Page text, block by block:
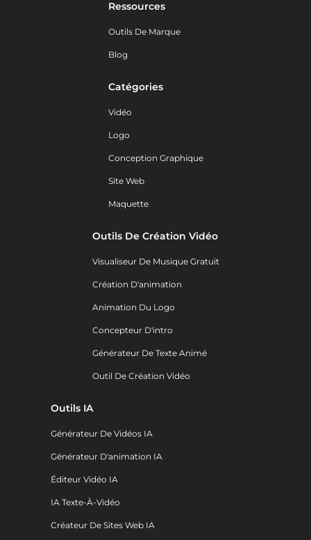
Ressources
Outils De Marque
Blog
Catégories
Vidéo
Logo
Conception Graphique
Site Web
Maquette
Outils De Création Vidéo
Visualiseur De Musique Gratuit
Création D'animation
Animation Du Logo
Concepteur D'intro
Générateur De Texte Animé
Outil De Création Vidéo
Outils IA
Générateur De Vidéos IA
Générateur D'animation IA
Éditeur Vidéo IA
IA Texte-À-Vidéo
Créateur De Sites Web IA